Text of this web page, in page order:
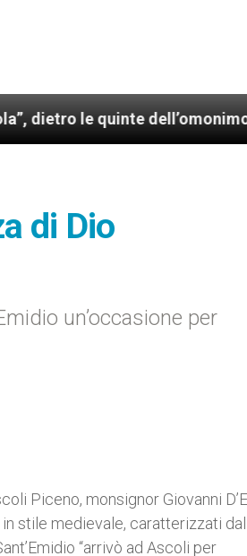
quinte dell’omonimo film di
di Dio
un’occasione per
Piceno, monsignor Giovanni
stile medievale, caratterizzati
“arrivò ad Ascoli per